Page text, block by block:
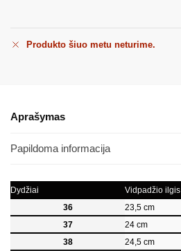
Produkto šiuo metu neturime.
Aprašymas
Papildoma informacija
Dydžiai
Vidpadžio ilgis
36
23,5 cm
37
24 cm
38
24,5 cm